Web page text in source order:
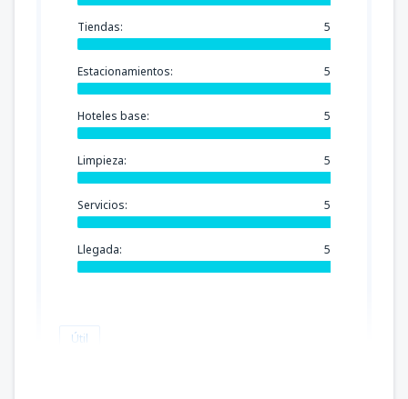
Tiendas: 5
Estacionamientos: 5
Hoteles base: 5
Limpieza: 5
Servicios: 5
Llegada: 5
Útil